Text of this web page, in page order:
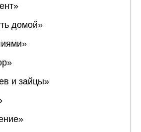
домой»
и зайцы»